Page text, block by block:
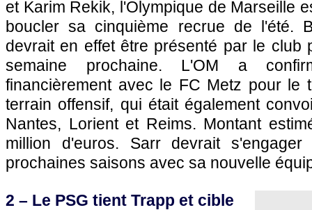
et Karim Rekik, l'Olympique de Marseille
boucler sa cinquième recrue de l'été.
devrait en effet être présenté par le club
semaine prochaine. L'OM a
financièrement avec le FC Metz pour le
terrain offensif, qui était également
Nantes, Lorient et Reims. Montant
million d'euros. Sarr devrait
prochaines saisons avec sa nouvelle
2 – Le PSG tient Trapp et cible